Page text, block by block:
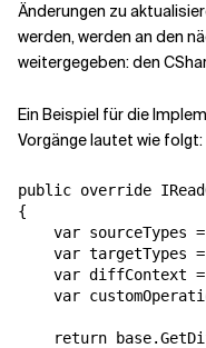
Änderungen zu
werden, werden an den
weitergegeben: den
Ein Beispiel für die
Vorgänge lautet wie folgt:
public override
{
var sourceTypes
var targetTypes
var diffContext
var
return